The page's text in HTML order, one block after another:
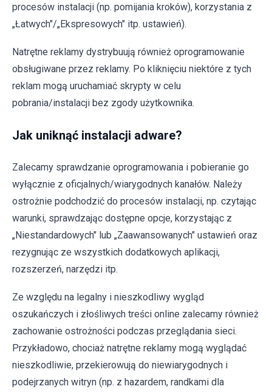
procesów instalacji (np. pomijania kroków), korzystania z
„Łatwych"/„Ekspresowych" itp. ustawień).
Natrętne reklamy dystrybuują również oprogramowanie
obsługiwane przez reklamy. Po kliknięciu niektóre z tych
reklam mogą uruchamiać skrypty w celu
pobrania/instalacji bez zgody użytkownika.
Jak uniknąć instalacji adware?
Zalecamy sprawdzanie oprogramowania i pobieranie go
wyłącznie z oficjalnych/wiarygodnych kanałów. Należy
ostrożnie podchodzić do procesów instalacji, np. czytając
warunki, sprawdzając dostępne opcje, korzystając z
„Niestandardowych" lub „Zaawansowanych" ustawień oraz
rezygnując ze wszystkich dodatkowych aplikacji,
rozszerzeń, narzędzi itp.
Ze względu na legalny i nieszkodliwy wygląd
oszukańczych i złośliwych treści online zalecamy również
zachowanie ostrożności podczas przeglądania sieci.
Przykładowo, chociaż natrętne reklamy mogą wyglądać
nieszkodliwie, przekierowują do niewiarygodnych i
podejrzanych witryn (np. z hazardem, randkami dla